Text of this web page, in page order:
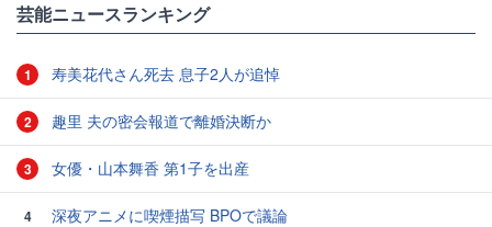
芸能ニュースランキング
1 寿美花代さん死去 息子2人が追悼
2 趣里 夫の密会報道で離婚決断か
3 女優・山本舞香 第1子を出産
4 深夜アニメに喫煙描写 BPOで議論